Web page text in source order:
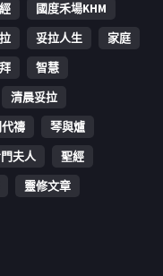
國度禾場KHM
妥拉人生
家庭
智慧
清晨妥拉
禱
琴與爐
夫人
聖經
靈修文章